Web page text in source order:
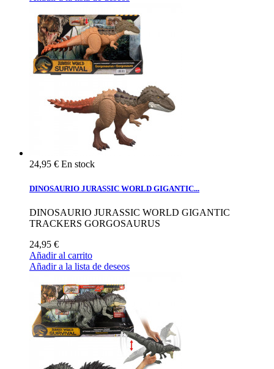
24,95 € En stock
DINOSAURIO JURASSIC WORLD GIGANTIC...
DINOSAURIO JURASSIC WORLD GIGANTIC
TRACKERS GORGOSAURUS
24,95 €
Añadir al carrito
Añadir a la lista de deseos